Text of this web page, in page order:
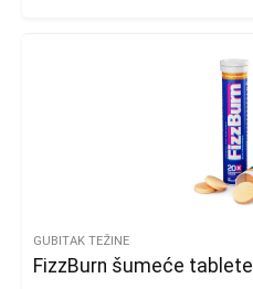
GUBITAK TEŽINE
FizzBurn šumeće tablete